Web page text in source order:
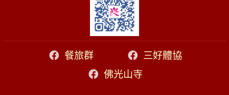
餐旅群
三好體協
佛光山寺